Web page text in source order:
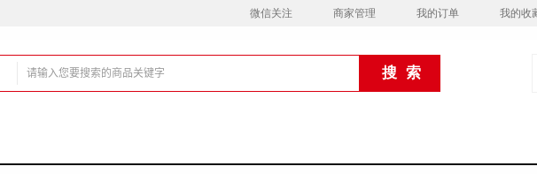
微信关注 商家管理 我的订单 我的收